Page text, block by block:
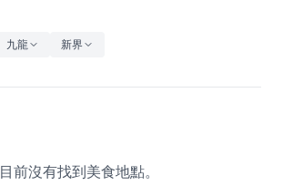
九龍 新界
目前沒有找到美食地點。